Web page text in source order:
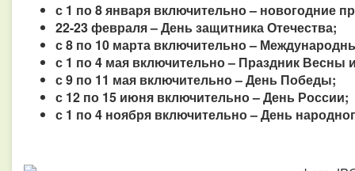
с 1 по 8 января включительно – новогодние
22-23 февраля – День защитника Отечества;
с 8 по 10 марта включительно –
с 1 по 4 мая включительно – Праздник Весны
с 9 по 11 мая включительно – День Победы;
с 12 по 15 июня включительно – День России;
с 1 по 4 ноября включительно – День